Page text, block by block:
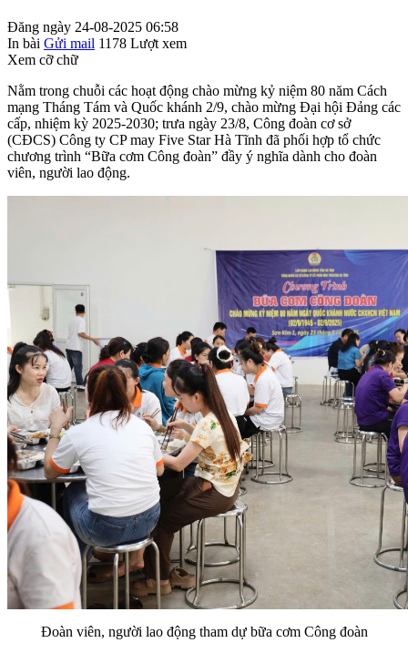
Đăng ngày 24-08-2025 06:58
In bài Gửi mail 1178 Lượt xem
Xem cỡ chữ
Nằm trong chuỗi các hoạt động chào mừng kỷ niệm 80 năm Cách
mạng Tháng Tám và Quốc khánh 2/9, chào mừng Đại hội Đảng các
cấp, nhiệm kỳ 2025-2030; trưa ngày 23/8, Công đoàn cơ sở
(CĐCS) Công ty CP may Five Star Hà Tĩnh đã phối hợp tổ chức
chương trình “Bữa cơm Công đoàn” đầy ý nghĩa dành cho đoàn
viên, người lao động.
Đoàn viên, người lao động tham dự bữa cơm Công đoàn